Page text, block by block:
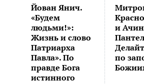
Йован Янич.
«Будем
людьми!»:
Жизнь и слово
Патриарха
Павла». По
правде Бога
истинного
и
по